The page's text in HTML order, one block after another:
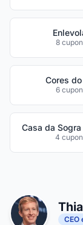
8
Cores
6
Casa da
4
CEO